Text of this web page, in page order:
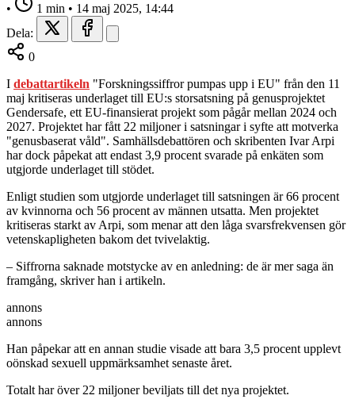
• 1 min • 14 maj 2025, 14:44
Dela:
0
I debattartikeln "Forskningssiffror pumpas upp i EU" från den 11
maj kritiseras underlaget till EU:s storsatsning på genusprojektet
Gendersafe, ett EU-finansierat projekt som pågår mellan 2024 och
2027. Projektet har fått 22 miljoner i satsningar i syfte att motverka
"genusbaserat våld". Samhällsdebattören och skribenten Ivar Arpi
har dock påpekat att endast 3,9 procent svarade på enkäten som
utgjorde underlaget till stödet.
Enligt studien som utgjorde underlaget till satsningen är 66 procent
av kvinnorna och 56 procent av männen utsatta. Men projektet
kritiseras starkt av Arpi, som menar att den låga svarsfrekvensen gör
vetenskapligheten bakom det tvivelaktig.
– Siffrorna saknade motstycke av en anledning: de är mer saga än
framgång, skriver han i artikeln.
annons
annons
Han påpekar att en annan studie visade att bara 3,5 procent upplevt
oönskad sexuell uppmärksamhet senaste året.
Totalt har över 22 miljoner beviljats till det nya projektet.